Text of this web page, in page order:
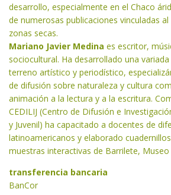
desarrollo, especialmente en el Chaco
de numerosas publicaciones vinculadas
zonas secas.
Mariano Javier Medina es escritor,
sociocultural. Ha desarrollado una
terreno artístico y periodístico,
de difusión sobre naturaleza y cultura
animación a la lectura y a la escritura.
CEDILIJ (Centro de Difusión e
y Juvenil) ha capacitado a docentes de
latinoamericanos y elaborado
muestras interactivas de Barrilete, Museo
transferencia bancaria
BanCor